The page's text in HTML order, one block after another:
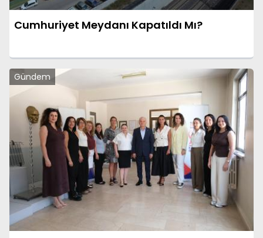
Cumhuriyet Meydanı Kapatıldı Mı?
Gündem